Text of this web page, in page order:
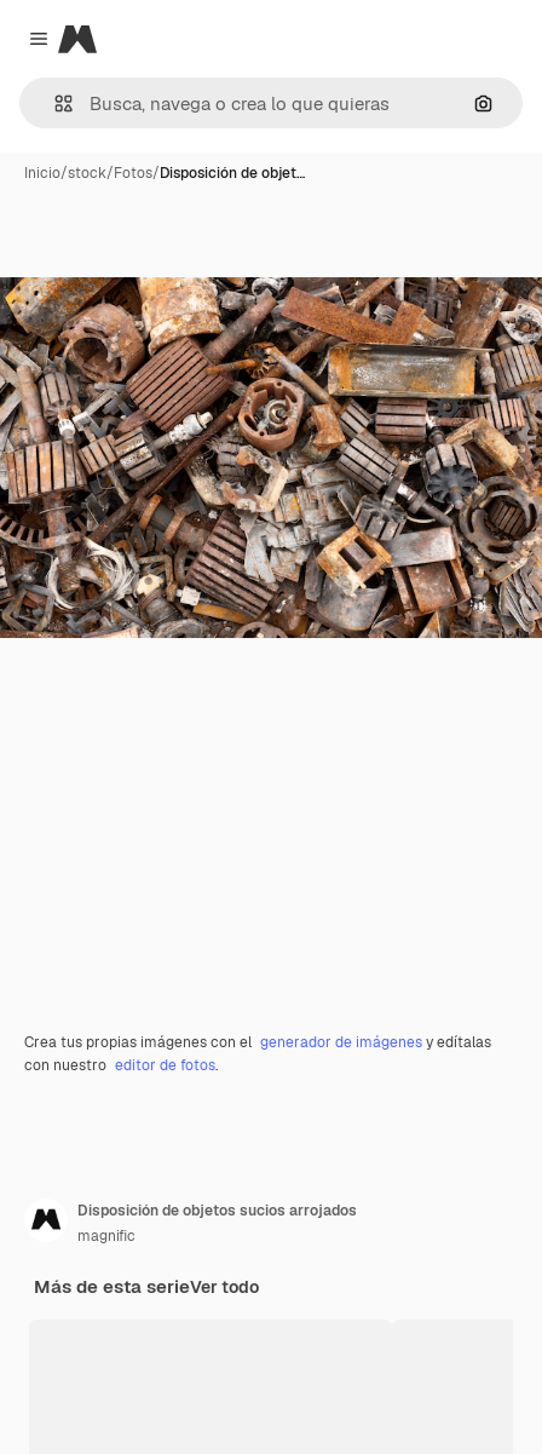
Close menu
Magnific
Inicio/stock/Fotos/Disposición de objet…
Crea tus propias imágenes con el generador de imágenesy edítalas
con nuestro editor de fotos.
Disposición de objetos sucios arrojados
magnific
Más de esta serieVer todo